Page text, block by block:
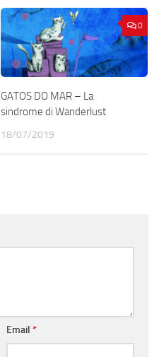
0
GATOS DO MAR – La
sindrome di Wanderlust
18/07/2019
Email *